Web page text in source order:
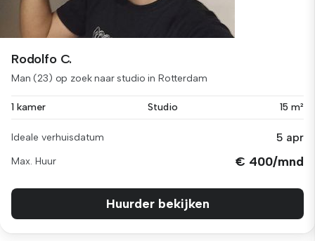
Rodolfo C.
Man (23) op zoek naar studio in Rotterdam
1 kamer Studio 15 m²
Ideale verhuisdatum 5 apr
Max. Huur € 400/mnd
Huurder bekijken